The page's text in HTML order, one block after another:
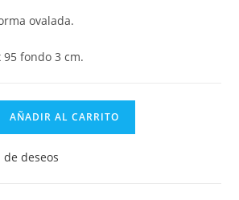
ovalada.
fondo 3 cm.
AÑADIR AL CARRITO
deseos